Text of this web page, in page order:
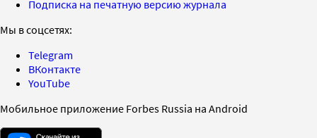
Подписка на печатную версию журнала
Мы в соцсетях:
Telegram
ВКонтакте
YouTube
Мобильное приложение Forbes Russia на Android